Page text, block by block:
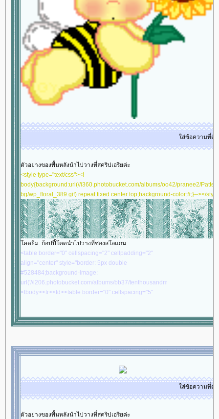
</tr></tbody></table><table border="0" cellspacing="0"
cellpadding="0" width="100%" align="center"><tbody>
<tr><td align="center" valign="middle">
<table border="0" cellspacing="0" cellpadding="0"
width="100%" align="center"><tbody><tr><td
align="center" valign="middle">
</td></tr></tbody>
</td></tr></tbody>
</td></tr></tbody>
</td></tr></tbody>
ส่ข้อความที่ต้องการให้วิ่งๆๆ
ตัวอย่างของพื้นหลังนำไปวางที่สคริปเอรียค่ะ
<style type="text/css"><!--
body{background:url(//i360.photobucket.com/albums/oo42/pranee2/
bg/wp_floral_389.gif) repeat fixed center top;background-color:#;}--></
คดธีม..ก้อปปี้โคดนำไปวางที่ช่องสโลแกน
<table border="0" cellspacing="2" cellpadding="2"
align="center" style="border: 5px double
#528484;background-image:
url('//i206.photobucket.com/albums/bb37/tenthousandmiles/rb/rb17.gif')">
<tbody><tr><td><table border="0" cellspacing="5"
url('//i206.photobucket.com/albums/bb37/tenthousandmiles/rb/rb09.gif')">
double #528484;background-image:
<tbody><tr><td><table border="0" cellspacing="2"
cellpadding="2" align="center"
width="700"style="border: 5px double
#528484;background-color: #F5FBFC"><tbody><tr><td
align="center" valign="middle"><table border="0"
ส่ข้อความที่ต้องการให้วิ่งๆๆ
ตัวอย่างของพื้นหลังนำไปวางที่สคริปเอรียค่ะ